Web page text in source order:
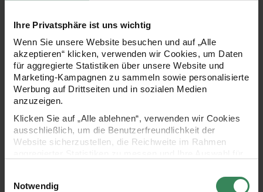
Ihre Privatsphäre ist uns wichtig
Wenn Sie unsere Website besuchen und auf „Alle
akzeptieren“ klicken, verwenden wir Cookies, um Daten
für aggregierte Statistiken über unsere Website und
Marketing-Kampagnen zu sammeln sowie personalisierte
Werbung auf Drittseiten und in sozialen Medien
anzuzeigen.
Klicken Sie auf „Alle ablehnen“, verwenden wir Cookies
ausschließlich, um die Benutzerfreundlichkeit der
Website sicherzustellen, die Reichweite im Rahmen
Ihre Einwilligung ist freiwillig und kann jederzeit über den
Notwendig